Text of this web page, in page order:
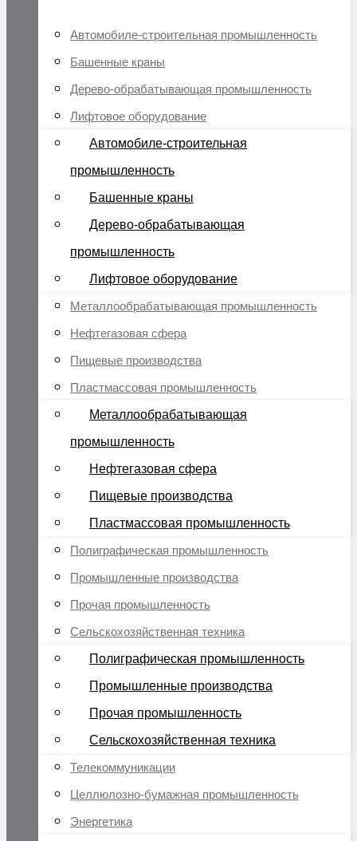
Автомобиле-строительная промышленность
Башенные краны
Дерево-обрабатывающая промышленность
Лифтовое оборудование
Автомобиле-строительная
промышленность
Башенные краны
Дерево-обрабатывающая
промышленность
Лифтовое оборудование
Металлообрабатывающая промышленность
Нефтегазовая сфера
Пищевые производства
Пластмассовая промышленность
Металлообрабатывающая
промышленность
Нефтегазовая сфера
Пищевые производства
Пластмассовая промышленность
Полиграфическая промышленность
Промышленные производства
Прочая промышленность
Сельскохозяйственная техника
Полиграфическая промышленность
Промышленные производства
Прочая промышленность
Сельскохозяйственная техника
Телекоммуникации
Целлюлозно-бумажная промышленность
Энергетика